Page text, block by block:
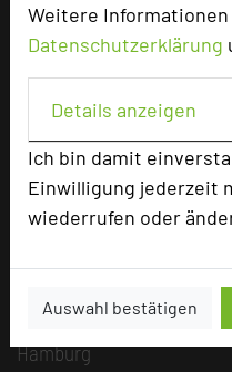
Weitere
Datenschutzerklärung
Details anzeigen
Ich bin damit
Einwilligung jederzeit
wiederrufen oder
Auswahl bestätigen
MICE Start
Login
Alle Informationen
Beliebte Suchlisten
Baden-Württemberg
Bayern
Bremen
Hamburg